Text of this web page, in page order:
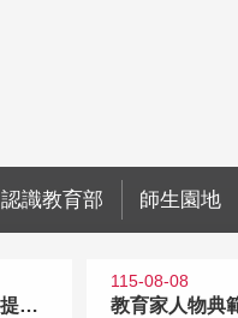
認識教育部 師生園地
青年壯遊點精選夏夜限定避暑提案 漫
115-08-08